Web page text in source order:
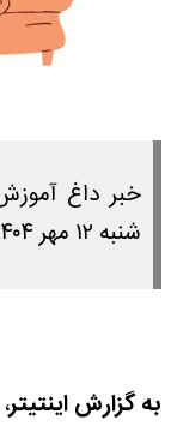
خبر داغ
شنبه ۱۲ مهر ۱۴۰۴ را در این مطلب مشاهده می کنید.
به گزارش اینتیتر